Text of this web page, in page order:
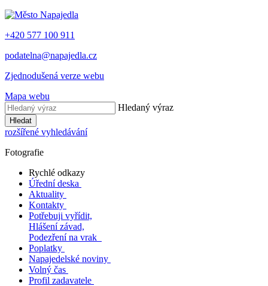
+420 577 100 911
podatelna@napajedla.cz
Zjednodušená verze webu
Mapa webu
Hledaný výraz
Hledat
rozšířené vyhledávání
Fotografie
Rychlé odkazy
Úřední deska
Aktuality
Kontakty
Potřebuji vyřídit,
Hlášení závad,
Podezření na vrak
Poplatky
Napajedelské noviny
Volný čas
Profil zadavatele